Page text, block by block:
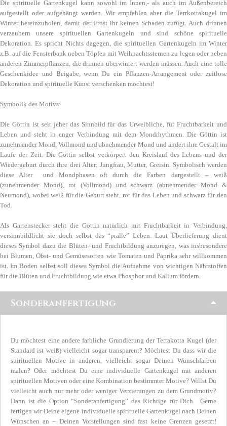
Die spirituelle Gartenkugel kann sowohl im Innen,- als auch im Außenbereich
aufgestellt oder aufgehängt werden. Wir empfehlen aber die Terrkottakugel im
Winter hereinzuholen, damit der Frost ihr keinen Schaden zufügt. Auch drinnen
verzaubern unsere spirituellen Gartenkugeln und sind schöne spirituelle
Dekoration. Es spricht Nichts dagegen, die spirituellen Gartenkugeln im Winter
z.B. auf die Fensterbank neben Töpfen mit Weihnachtssternen zu legen oder neben
anderen Zimmerpflanzen, die drinnen überwintert werden müssen. Auch eine tolle
Geschenkidee und Beigabe, wenn Du ein Pflanzen-Arrangement oder zeitlose
Dekoration und spirituelle Kunst verschenken möchtest!
Symbolik des Motivs:
Die Göttin ist seit jeher das Sinnbild für das Urweibliche, für Fruchtbarkeit und
Leben und steht in enger Verbindung mit dem Mondrhythmen. Die Göttin ist
zunehmender Mond, Vollmond und abnehmender Mond und ändert ihre Gestalt im
Laufe der Zeit. Die Göttin selbst verkörpert den Kreislauf des Lebens und der
Wiedergeburt durch ihre drei Alter: Jungfrau, Mutter, Greisin. Symbolisch werden
diese Alter und Mondphasen oft durch die Farben dargestellt – weiß
(zunehmender Mond), rot (Vollmond) und schwarz (abnehmender Mond &
Neumond), wobei weiß für die Geburt steht, rot für das Leben und schwarz für den
Tod.
Als Gartenstecker steht die Göttin natürlich mit Fruchtbarkeit in Verbindung,
versinnbildlicht sie doch selbst das “pralle” Leben. Laut Überlieferung dient
dieses Symbol dazu die Blüten- und Fruchtbildung anzuregen, was insbesondere
bei Blumen, Obst- und Gemüsesorten wie Tomaten und Paprika sehr willkommen
ist. Im Boden selbst soll dieses Symbol die Aufnahme von wichtigen Nährstoffen
für die Blüten und Fruchtbildung wie etwa Phosphor und Kalium fördern.
Sonderanfertigung
Du möchtest eine andere farbliche Grundierung der Terrakotta Kugel (der
Standard ist weiß) vielleicht sogar transparent? Möchtest Du dass wir die
spirituellen Motive in anderen, vielleicht sogar Deinen Wunschfarben
malen? Oder möchtest Du eine individuelle Gartenkugel mit anderen
spirituellen Motiven oder eine Kombination bestimmter Motive? Willst Du
vielleicht auch nur mehr oder weniger Verzierungen zu dem Grundmotiv?
Dann ist die Option “Sonderanfertigung” das Richtige für Dich. Gerne
fertigen wir Deine eigene individuelle spirituelle Gartenkugel nach Deinen
Wünschen an – Deinen Vorstellungen sind fast keine Grenzen gesetzt!